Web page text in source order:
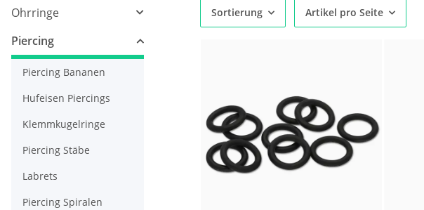
Sortierung Artikel pro Seite
Ohrringe
Piercing
Piercing Bananen
Hufeisen Piercings
Klemmkugelringe
Piercing Stäbe
Labrets
Piercing Spiralen